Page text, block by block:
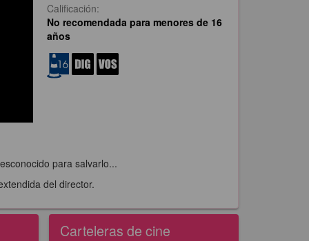
Calificación:
No recomendada para menores de 16
años
para salvarlo...
del director.
Carteleras de cine